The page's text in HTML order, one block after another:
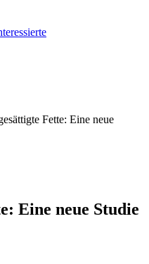
Fette: Eine neue
Eine neue Studie